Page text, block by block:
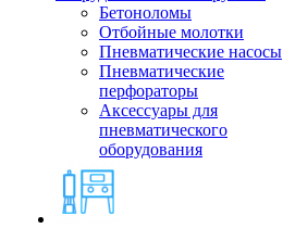
Бетоноломы
Отбойные молотки
Пневматические насосы
Пневматические
перфораторы
Аксессуары для
пневматического
оборудования